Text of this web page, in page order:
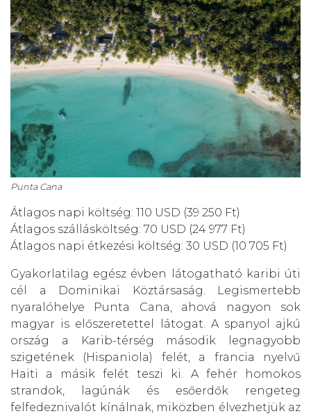
Punta Cana
Átlagos napi költség: 110 USD (39 250 Ft)
Átlagos szállásköltség: 70 USD (24 977 Ft)
Átlagos napi étkezési költség: 30 USD (10 705 Ft)
Gyakorlatilag egész évben látogatható karibi úti
cél a Dominikai Köztársaság. Legismertebb
nyaralóhelye Punta Cana, ahová nagyon sok
magyar is előszeretettel látogat. A spanyol ajkú
ország a Karib-térség második legnagyobb
szigetének (Hispaniola) felét, a francia nyelvű
Haiti a másik felét teszi ki. A fehér homokos
strandok, lagúnák és esőerdők rengeteg
felfedeznivalót kínálnak, miközben élvezhetjük az